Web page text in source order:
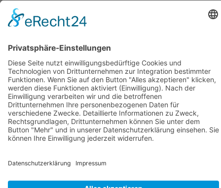
Training
Gruppen
Sport
Fortgeschrittene 1
Fortgeschrittene 2
Fortgeschrittene 3
Anfänger
Masters
Triathlon
Wettkampf
Finswimming
Veranstaltungen